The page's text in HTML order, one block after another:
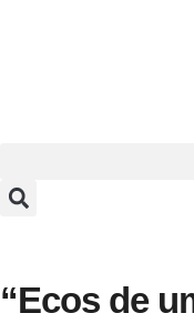
“Ecos de